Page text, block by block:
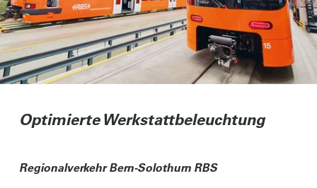
Optimierte Werkstattbeleuchtung
Regionalverkehr Bern-Solothurn RBS